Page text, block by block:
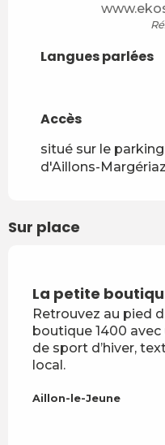
Langues parlées
Langues parlées
Accès
Accès
situé sur le
d'Aillons-
Sur place
La petite
Retrouvez au pied
boutique 1400
de sport d’hiver,
local.
Aillon-le-Jeune